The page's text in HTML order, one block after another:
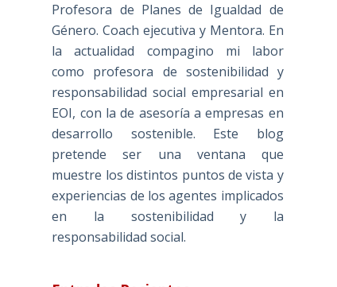
Profesora de Planes de Igualdad de
Género. Coach ejecutiva y Mentora. En
la actualidad compagino mi labor
como profesora de sostenibilidad y
responsabilidad social empresarial en
EOI, con la de asesoría a empresas en
desarrollo sostenible. Este blog
pretende ser una ventana que
muestre los distintos puntos de vista y
experiencias de los agentes implicados
en la sostenibilidad y la
responsabilidad social.